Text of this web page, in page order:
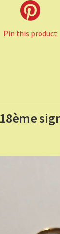
Pin this product